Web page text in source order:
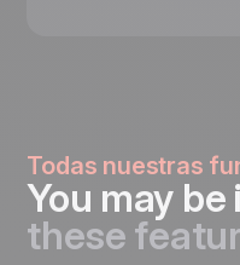
Todas nuestras
You may
these